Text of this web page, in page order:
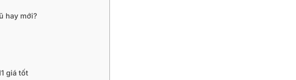
hay mới?
giá tốt